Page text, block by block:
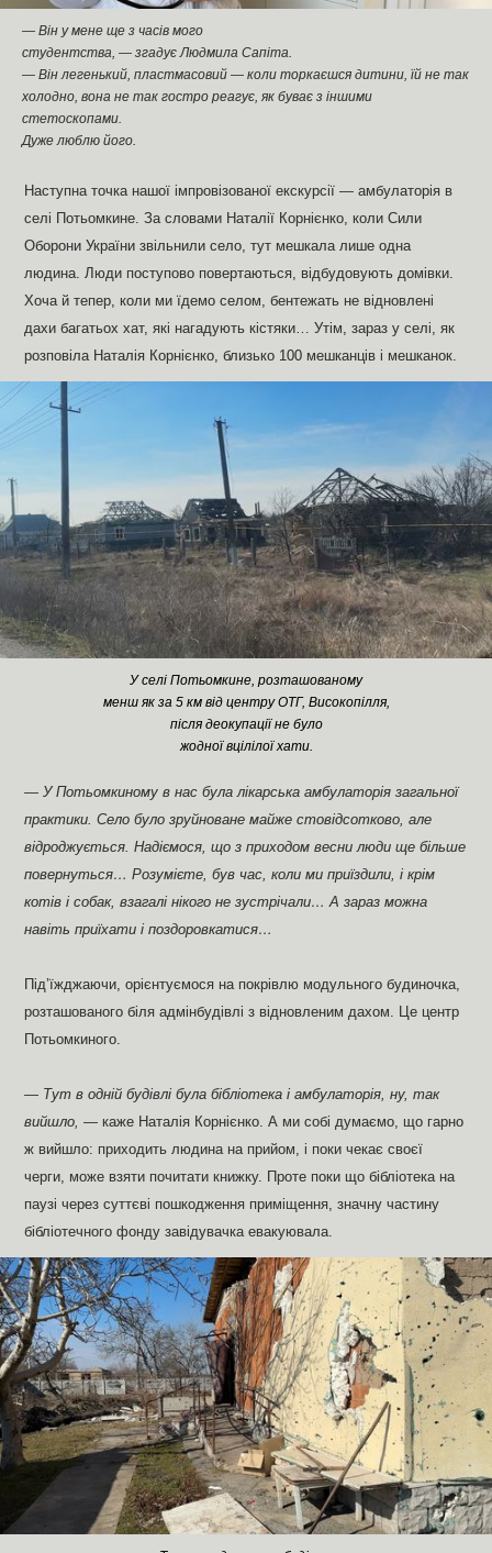
— Він у мене ще з часів мого
студентства, — згадує Людмила Сапіта.
— Він легенький, пластмасовий — коли торкаєшся дитини, їй не так
холодно, вона не так гостро реагує, як буває з іншими
стетоскопами.
Дуже люблю його.
Наступна точка нашої імпровізованої екскурсії — амбулаторія в
селі Потьомкине. За словами Наталії Корнієнко, коли Сили
Оборони України звільнили село, тут мешкала лише одна
людина. Люди поступово повертаються, відбудовують домівки.
Хоча й тепер, коли ми їдемо селом, бентежать не відновлені
дахи багатьох хат, які нагадують кістяки… Утім, зараз у селі, як
розповіла Наталія Корнієнко, близько 100 мешканців і мешканок.
У селі Потьомкине, розташованому
менш як за 5 км від центру ОТГ, Високопілля,
після деокупації не було
жодної вцілілої хати.
— У Потьомкиному в нас була лікарська амбулаторія загальної
практики. Село було зруйноване майже стовідсотково, але
відроджується. Надіємося, що з приходом весни люди ще більше
повернуться… Розумієте, був час, коли ми приїздили, і крім
котів і собак, взагалі нікого не зустрічали… А зараз можна
навіть приїхати і поздоровкатися…
Під’їжджаючи, орієнтуємося на покрівлю модульного будиночка,
розташованого біля адмінбудівлі з відновленим дахом. Це центр
Потьомкиного.
— Тут в одній будівлі була бібліотека і амбулаторія, ну, так
вийшло, — каже Наталія Корнієнко. А ми собі думаємо, що гарно
ж вийшло: приходить людина на прийом, і поки чекає своєї
черги, може взяти почитати книжку. Проте поки що бібліотека на
паузі через суттєві пошкодження приміщення, значну частину
бібліотечного фонду завідувачка евакуювала.